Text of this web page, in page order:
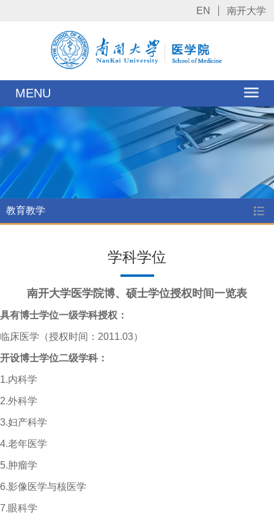
EN 南开大学
MENU
教育教学
学科学位
南开大学医学院博、硕士学位授权时间一览表
具有博士学位一级学科授权：
临床医学（授权时间： 2011.03）
开设博士学位二级学科：
1.内科学
2.外科学
3.妇产科学
4.老年医学
5.肿瘤学
6.影像医学与核医学
7.眼科学